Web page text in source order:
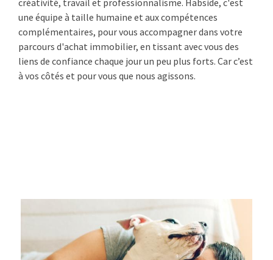
une équipe à taille humaine et aux compétences
complémentaires, pour vous accompagner dans votre
parcours d'achat immobilier, en tissant avec vous des
liens de confiance chaque jour un peu plus forts. Car c’est
à vos côtés et pour vous que nous agissons.